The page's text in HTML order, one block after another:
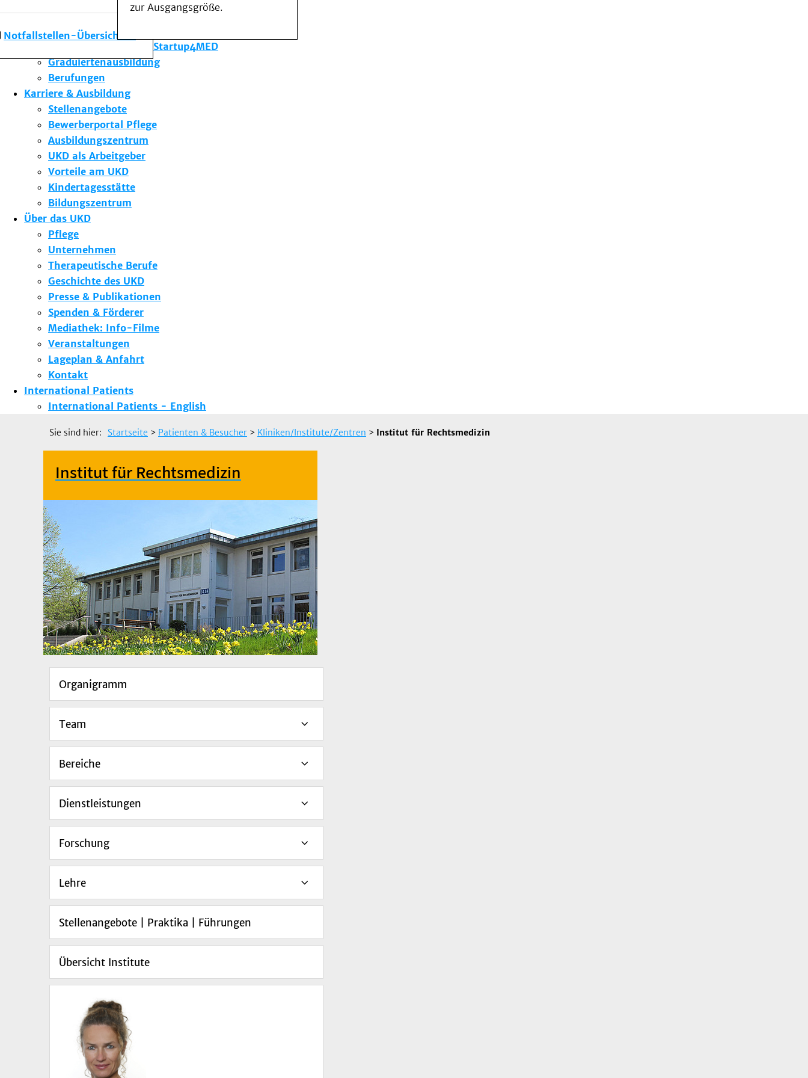
Notfallstellen-Übersicht
zur Ausgangsgröße.
Forschung am UKD
Studium & Lehre
Gründungsförderung Startup4MED
Graduiertenausbildung
Berufungen
Karriere & Ausbildung
Stellenangebote
Bewerberportal Pflege
Ausbildungszentrum
UKD als Arbeitgeber
Vorteile am UKD
Kindertagesstätte
Bildungszentrum
Über das UKD
Pflege
Unternehmen
Therapeutische Berufe
Geschichte des UKD
Presse & Publikationen
Spenden & Förderer
Mediathek: Info-Filme
Veranstaltungen
Lageplan & Anfahrt
Kontakt
International Patients
International Patients - English
Sie sind hier: Startseite > Patienten & Besucher > Kliniken/Institute/Zentren > Institut für Rechtsmedizin
Institut für Rechtsmedizin
Organigramm
Team
Bereiche
Dienstleistungen
Forschung
Lehre
Stellenangebote | Praktika | Führungen
Übersicht Institute